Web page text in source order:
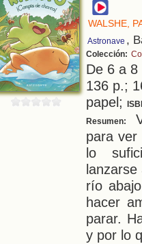
WALSHE,
Astronave ,
Colección:
De 6 a
136 p.;
papel;
Resumen:
para ver
lo
río
hacer
parar.
y por lo